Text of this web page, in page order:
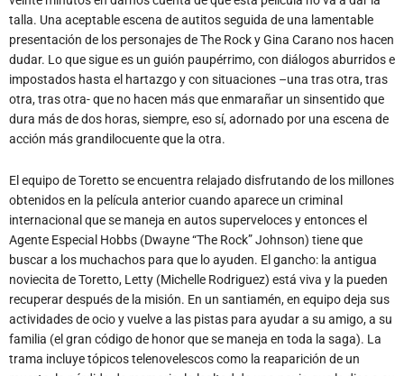
dudar. Lo que sigue es un guión paupérrimo, con diálogos aburridos e
impostados hasta el hartazgo y con situaciones –una tras otra, tras
otra, tras otra- que no hacen más que enmarañar un sinsentido que
dura más de dos horas, siempre, eso sí, adornado por una escena de
acción más grandilocuente que la otra.
El equipo de Toretto se encuentra relajado disfrutando de los millones
obtenidos en la película anterior cuando aparece un criminal
Agente Especial Hobbs (Dwayne “The Rock” Johnson) tiene que
buscar a los muchachos para que lo ayuden. El gancho: la antigua
noviecita de Toretto, Letty (Michelle Rodriguez) está viva y la pueden
recuperar después de la misión. En un santiamén, en equipo deja sus
actividades de ocio y vuelve a las pistas para ayudar a su amigo, a su
familia (el gran código de honor que se maneja en toda la saga). La
trama incluye tópicos telenovelescos como la reaparición de un
muerto, la pérdida de memoria, la lealtad de una novia que le dice a su
novio que no dude en ir a buscar a su ex, la repetición hasta el
hartazgo del valor de “la familia”, y la historia va avanzando de saltos